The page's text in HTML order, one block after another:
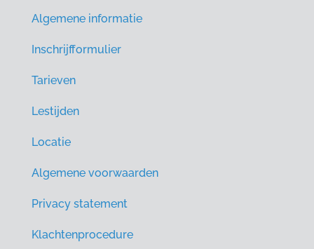
Algemene informatie
Inschrijfformulier
Tarieven
Lestijden
Locatie
Algemene voorwaarden
Privacy statement
Klachtenprocedure